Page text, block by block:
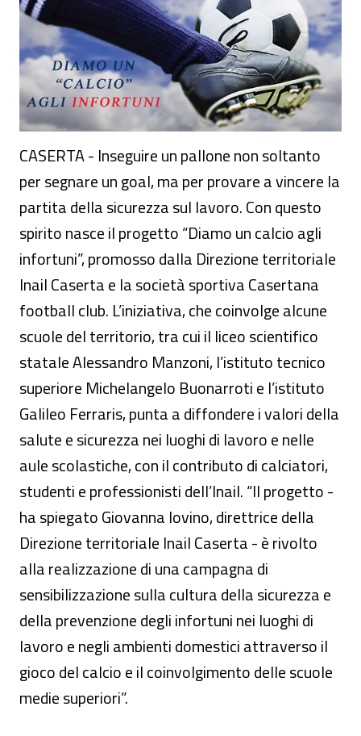
CASERTA - Inseguire un pallone non soltanto
per segnare un goal, ma per provare a vincere la
partita della sicurezza sul lavoro. Con questo
spirito nasce il progetto “Diamo un calcio agli
infortuni”, promosso dalla Direzione territoriale
Inail Caserta e la società sportiva Casertana
football club. L’iniziativa, che coinvolge alcune
scuole del territorio, tra cui il liceo scientifico
statale Alessandro Manzoni, l’istituto tecnico
superiore Michelangelo Buonarroti e l’istituto
Galileo Ferraris, punta a diffondere i valori della
salute e sicurezza nei luoghi di lavoro e nelle
aule scolastiche, con il contributo di calciatori,
studenti e professionisti dell’Inail. “Il progetto -
ha spiegato Giovanna Iovino, direttrice della
Direzione territoriale Inail Caserta - è rivolto
alla realizzazione di una campagna di
sensibilizzazione sulla cultura della sicurezza e
della prevenzione degli infortuni nei luoghi di
lavoro e negli ambienti domestici attraverso il
gioco del calcio e il coinvolgimento delle scuole
medie superiori”.